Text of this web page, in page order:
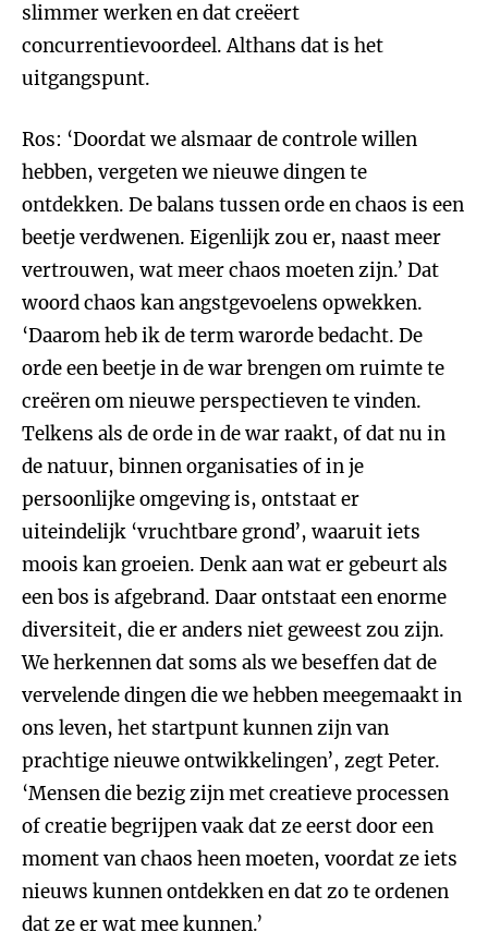
slimmer werken en dat creëert
concurrentievoordeel. Althans dat is het
uitgangspunt.
Ros: ‘Doordat we alsmaar de controle willen
hebben, vergeten we nieuwe dingen te
ontdekken. De balans tussen orde en chaos is een
beetje verdwenen. Eigenlijk zou er, naast meer
vertrouwen, wat meer chaos moeten zijn.’ Dat
woord chaos kan angstgevoelens opwekken.
‘Daarom heb ik de term warorde bedacht. De
orde een beetje in de war brengen om ruimte te
creëren om nieuwe perspectieven te vinden.
Telkens als de orde in de war raakt, of dat nu in
de natuur, binnen organisaties of in je
persoonlijke omgeving is, ontstaat er
uiteindelijk ‘vruchtbare grond’, waaruit iets
moois kan groeien. Denk aan wat er gebeurt als
een bos is afgebrand. Daar ontstaat een enorme
diversiteit, die er anders niet geweest zou zijn.
We herkennen dat soms als we beseffen dat de
vervelende dingen die we hebben meegemaakt in
ons leven, het startpunt kunnen zijn van
prachtige nieuwe ontwikkelingen’, zegt Peter.
‘Mensen die bezig zijn met creatieve processen
of creatie begrijpen vaak dat ze eerst door een
moment van chaos heen moeten, voordat ze iets
nieuws kunnen ontdekken en dat zo te ordenen
dat ze er wat mee kunnen.’